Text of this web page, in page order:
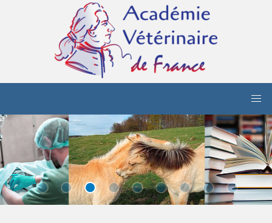
Aller au contenu principal